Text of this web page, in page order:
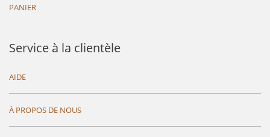
PANIER
Service à la clientèle
AIDE
À PROPOS DE NOUS